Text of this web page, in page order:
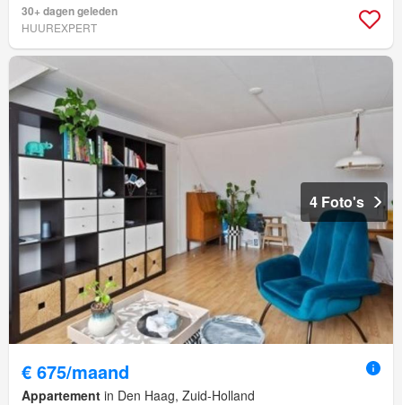
30+ dagen geleden
HUUREXPERT
4 Foto's
€ 675/maand
Appartement in Den Haag, Zuid-Holland